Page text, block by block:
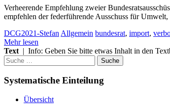
Verheerende Empfehlung zweier
empfehlen der federführende Ausschuss für
DCG2021-Stefan Allgemein bundesrat, import,
Mehr lesen
Text | Info: Geben Sie bitte etwas Inhalt in den
Suche
nach:
Systematische Einteilung
Übersicht